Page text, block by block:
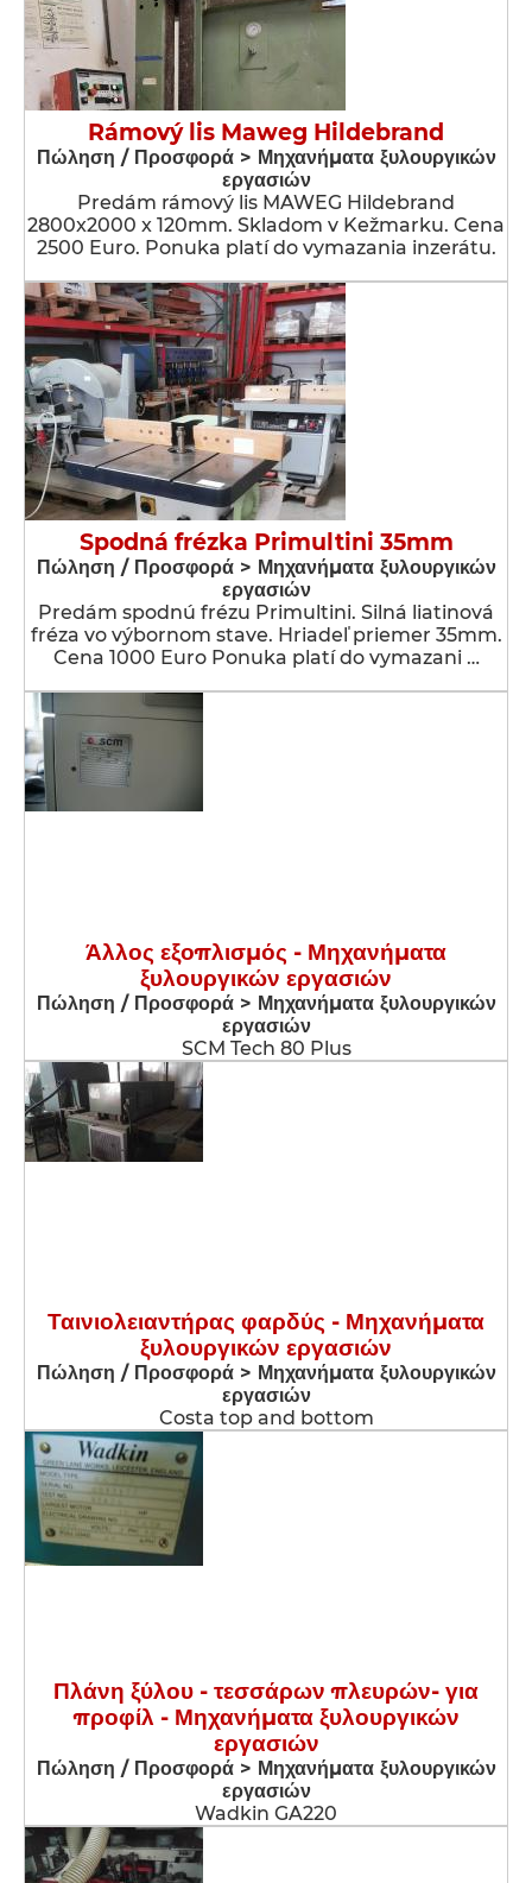
Rámový lis Maweg Hildebrand
Πώληση / Προσφορά > Μηχανήματα ξυλουργικών
εργασιών
Predám rámový lis MAWEG Hildebrand
2800x2000 x 120mm. Skladom v Kežmarku. Cena
2500 Euro. Ponuka platí do vymazania inzerátu.
Spodná frézka Primultini 35mm
Πώληση / Προσφορά > Μηχανήματα ξυλουργικών
εργασιών
Predám spodnú frézu Primultini. Silná liatinová
fréza vo výbornom stave. Hriadeľ priemer 35mm.
Cena 1000 Euro Ponuka platí do vymazani …
Άλλος εξοπλισμός - Μηχανήματα
ξυλουργικών εργασιών
Πώληση / Προσφορά > Μηχανήματα ξυλουργικών
εργασιών
SCM Tech 80 Plus
Ταινιολειαντήρας φαρδύς - Μηχανήματα
ξυλουργικών εργασιών
Πώληση / Προσφορά > Μηχανήματα ξυλουργικών
εργασιών
Costa top and bottom
Πλάνη ξύλου - τεσσάρων πλευρών- για
προφίλ - Μηχανήματα ξυλουργικών
εργασιών
Πώληση / Προσφορά > Μηχανήματα ξυλουργικών
εργασιών
Wadkin GA220